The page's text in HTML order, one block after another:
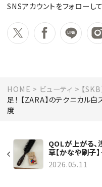
SNSアカウントをフォローし
HOME ビューティ 【
足！ 【ZARA】のテクニカル
度
QOLが上がる、
草【かなや刷子
ヘアブラシ＆ミニ
ブラシ
2026.05.11